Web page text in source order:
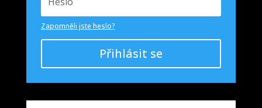
Zapomněli jste heslo?
Přihlásit se